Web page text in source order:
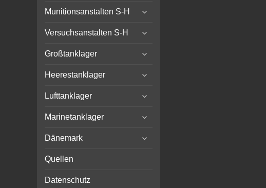
menu
Munitionsanstalten S-H
expand
menu
Versuchsanstalten S-H
expand
menu
Großtanklager
expand
menu
Heerestanklager
expand
menu
Lufttanklager
expand
menu
Marinetanklager
expand
menu
Dänemark
expand
Quellen
Datenschutz